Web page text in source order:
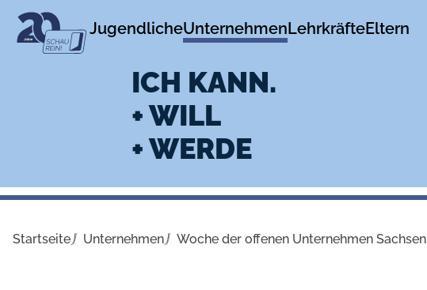
Navigation
zum
Inhalt
JugendlicheUnternehmenLehrkräfteEltern
ICH KANN.
+ WILL
+ WERDE
Startseite Unternehmen Woche der offenen Unternehmen Sachsen